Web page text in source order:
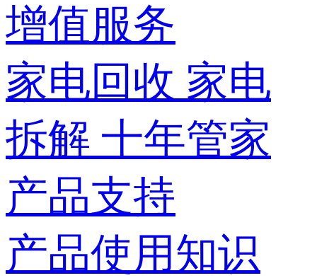
增值服务
家电回收 家电
拆解 十年管家
产品支持
产品使用知识